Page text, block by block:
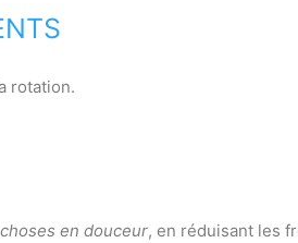
rotation.
en douceur, en réduisant les